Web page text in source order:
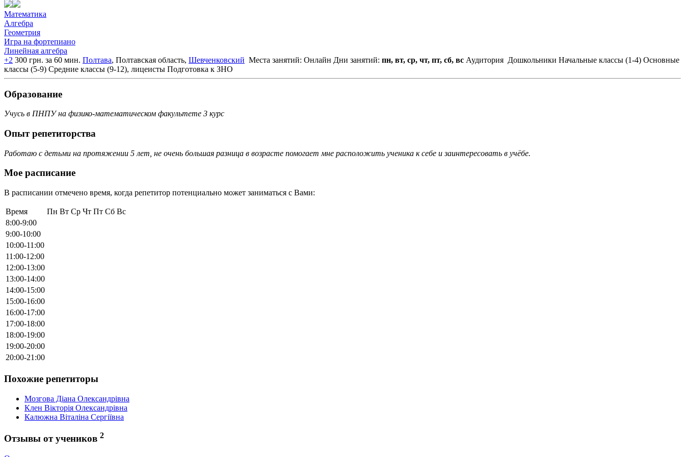
Математика
Алгебра
Геометрия
Игра на фортепиано
Линейная алгебра
+2 300 грн. за 60 мин. Полтава, Полтавская область, Шевченковский Места занятий: Онлайн Дни занятий: пн, вт, ср, чт, пт, сб, вс Аудитория Дошкольники Начальные классы (1-4) Основные
классы (5-9) Средние классы (9-12), лицеисты Подготовка к ЗНО
Образование
Учусь в ПНПУ на физико-математическом факультете 3 курс
Опыт репетиторства
Работаю с детьми на протяжении 5 лет, не очень большая разница в возрасте помогает мне расположить ученика к себе и заинтересовать в учёбе.
Мое расписание
В расписании отмечено время, когда репетитор потенциально может заниматься с Вами:
Время Пн Вт Ср Чт Пт Сб Вс
8:00-9:00
9:00-10:00
10:00-11:00
11:00-12:00
12:00-13:00
13:00-14:00
14:00-15:00
15:00-16:00
16:00-17:00
17:00-18:00
18:00-19:00
19:00-20:00
20:00-21:00
Похожие репетиторы
Мозгова Діана Олександрівна
Клен Вікторія Олександрівна
Калюжна Віталіна Сергіївна
Отзывы от учеников 2